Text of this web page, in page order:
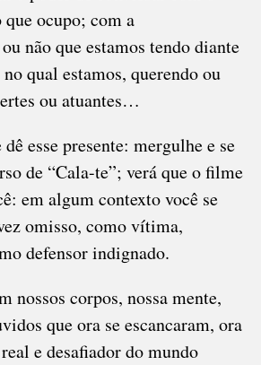
ocupo; com a
não que estamos tendo diante
qual estamos, querendo ou
ou atuantes…
esse presente: mergulhe e se
de “Cala-te”; verá que o filme
em algum contexto você se
omisso, como vítima,
defensor indignado.
nossos corpos, nossa mente,
que ora se escancaram, ora
e desafiador do mundo